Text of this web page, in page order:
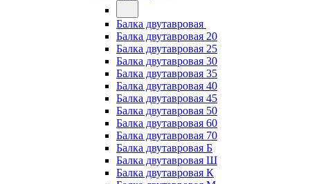
Балка двутавровая
Балка двутавровая 20
Балка двутавровая 25
Балка двутавровая 30
Балка двутавровая 35
Балка двутавровая 40
Балка двутавровая 45
Балка двутавровая 50
Балка двутавровая 60
Балка двутавровая 70
Балка двутавровая Б
Балка двутавровая Ш
Балка двутавровая К